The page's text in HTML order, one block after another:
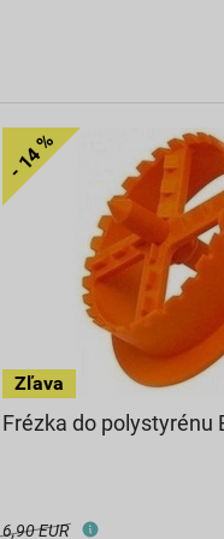
Frézka do polystyrénu
6,90 EUR